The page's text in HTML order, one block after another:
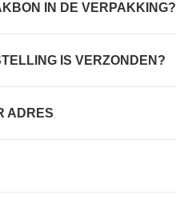
IN DE VERPAKKING?
IS VERZONDEN?
ADRES